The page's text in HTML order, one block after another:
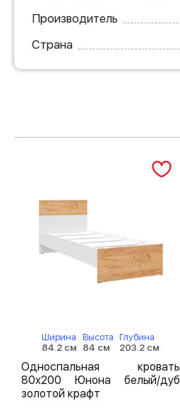
Производитель
Страна
Ширина
84.2 см
Высота
84 см
Глубина
203.2 см
Односпальная кровать
80х200 Юнона белый/дуб
золотой крафт